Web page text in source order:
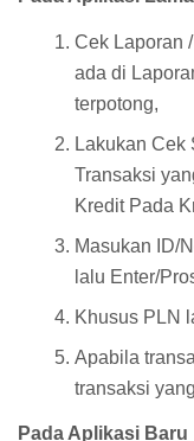
Cek Laporan
ada di
terpotong,
Lakukan Cek
Transaksi
Kredit Pada
Masukan ID/
lalu Enter/
Khusus PLN
Apabila
transaksi
Pada Aplikasi Baru